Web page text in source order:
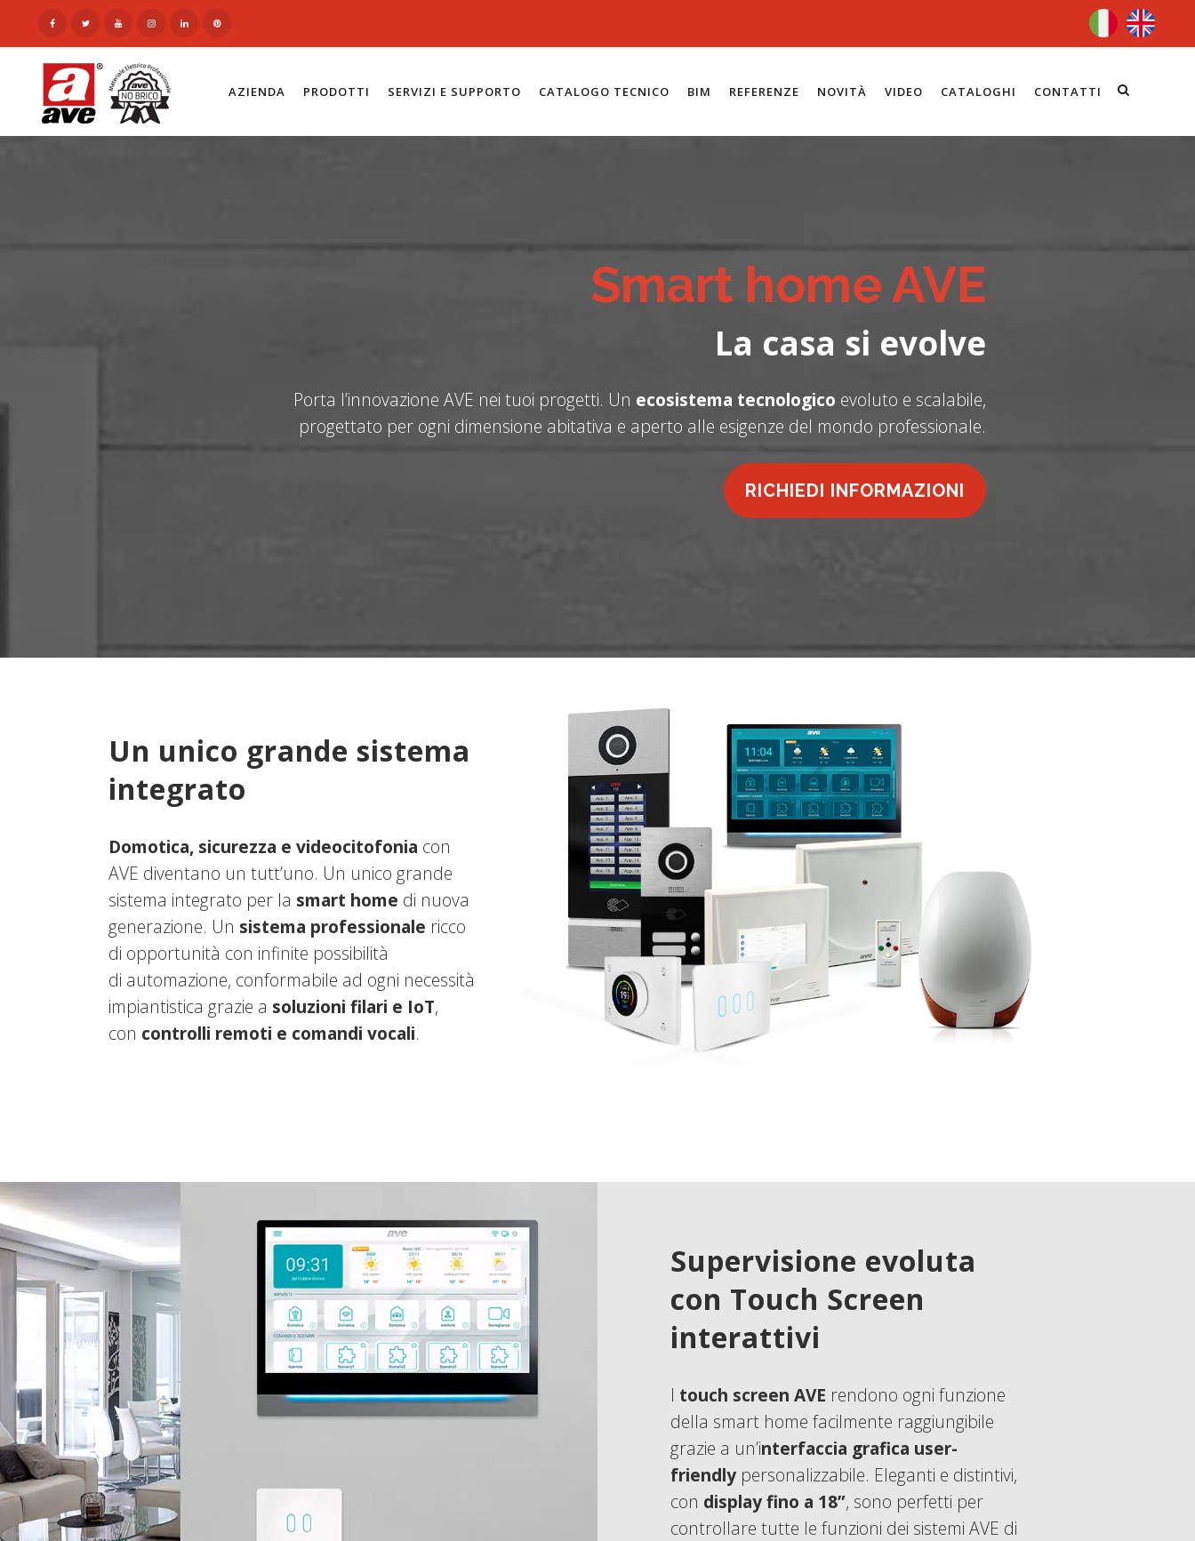
AZIENDA PRODOTTI SERVIZI E SUPPORTO CATALOGO TECNICO BIM REFERENZE NOVITÀ VIDEO CATALOGHI CONTATTI
Smart home AVE
La casa si evolve
Porta l’innovazione AVE nei tuoi progetti. Un ecosistema tecnologico evoluto e scalabile,
progettato per ogni dimensione abitativa e aperto alle esigenze del mondo professionale.
RICHIEDI INFORMAZIONI
Un unico grande sistema
integrato
Domotica, sicurezza e videocitofonia con
AVE diventano un tutt’uno. Un unico grande
sistema integrato per la smart home di nuova
generazione. Un sistema professionale ricco
di opportunità con infinite possibilità
di automazione, conformabile ad ogni necessità
impiantistica grazie a soluzioni filari e IoT,
con controlli remoti e comandi vocali.
Supervisione evoluta
con Touch Screen
interattivi
I touch screen AVE rendono ogni funzione
della smart home facilmente raggiungibile
grazie a un’interfaccia grafica user-
friendly personalizzabile. Eleganti e distintivi,
con display fino a 18”, sono perfetti per
controllare tutte le funzioni dei sistemi AVE di